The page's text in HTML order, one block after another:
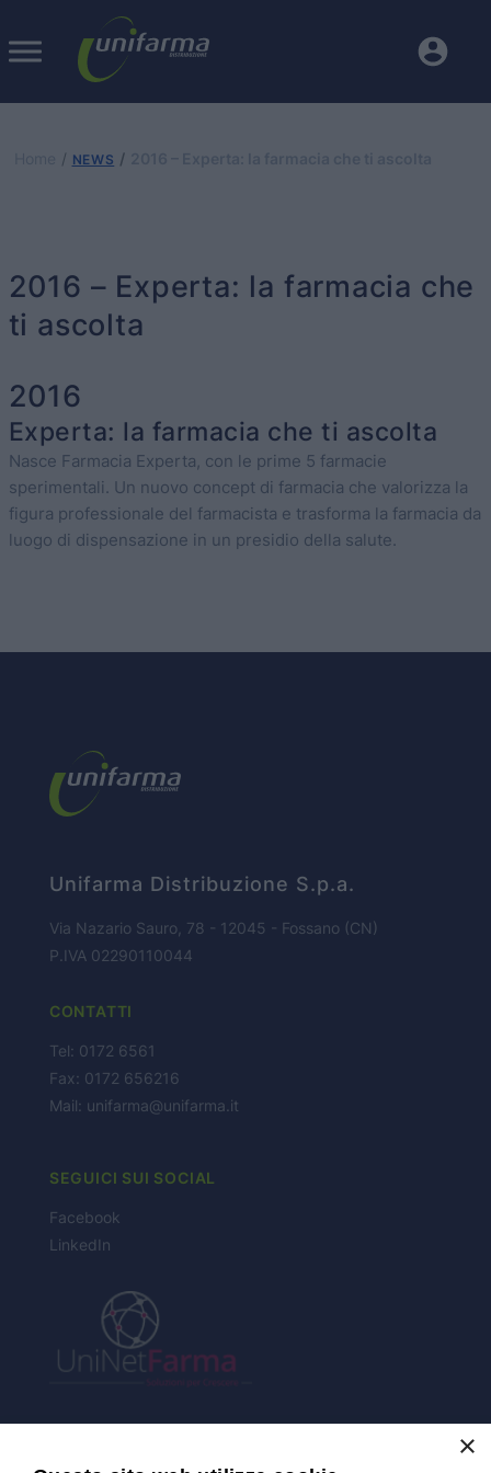
BUSINESS
CONTATTI
NEWS
2016 – Experta: la farmacia che
ti ascolta
2016
Experta: la farmacia che ti ascolta
Nasce Farmacia Experta, con le prime 5 farmacie
sperimentali. Un nuovo concept di farmacia che valorizza la
figura professionale del farmacista e trasforma la farmacia da
luogo di dispensazione in un presidio della salute.
Unifarma Distribuzione S.p.a.
Via Nazario Sauro, 78 - 12045 - Fossano (CN)
P.IVA 02290110044
CONTATTI
Tel: 0172 6561
Fax: 0172 656216
Mail: unifarma@unifarma.it
SEGUICI SUI SOCIAL
Facebook
LinkedIn
×